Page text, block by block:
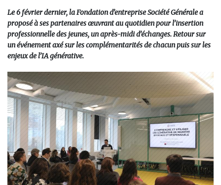
Le 6 février dernier, la Fondation d’entreprise Société Générale a
proposé à ses partenaires œuvrant au quotidien pour l’insertion
professionnelle des jeunes, un après-midi d’échanges. Retour sur
un événement axé sur les complémentarités de chacun puis sur les
enjeux de l’IA générative.